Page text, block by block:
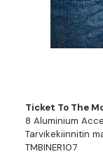
Ticket To The
8 Aluminium
Tarvikekiinnitin
TMBINER107